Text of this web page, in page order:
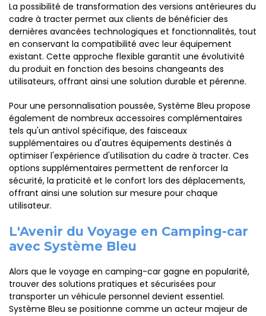
La possibilité de transformation des versions antérieures du
cadre à tracter permet aux clients de bénéficier des
dernières avancées technologiques et fonctionnalités, tout
en conservant la compatibilité avec leur équipement
existant. Cette approche flexible garantit une évolutivité
du produit en fonction des besoins changeants des
utilisateurs, offrant ainsi une solution durable et pérenne.
Pour une personnalisation poussée, Système Bleu propose
également de nombreux accessoires complémentaires
tels qu'un antivol spécifique, des faisceaux
supplémentaires ou d'autres équipements destinés à
optimiser l'expérience d'utilisation du cadre à tracter. Ces
options supplémentaires permettent de renforcer la
sécurité, la praticité et le confort lors des déplacements,
offrant ainsi une solution sur mesure pour chaque
utilisateur.
L'Avenir du Voyage en Camping-car
avec Système Bleu
Alors que le voyage en camping-car gagne en popularité,
trouver des solutions pratiques et sécurisées pour
transporter un véhicule personnel devient essentiel.
Système Bleu se positionne comme un acteur majeur de